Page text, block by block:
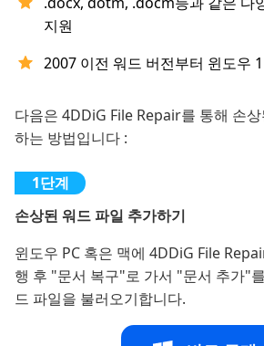
지원
2007 이전 워드 버전부터 윈도우
다음은 4DDiG File Repair를 통해 손
하는 방법입니다 :
손상된 워드 파일 추가하기
윈도우 PC 혹은 맥에 4DDiG File
행 후 "문서 복구"로 가서 "문서 추가"
드 파일을 불러오기합니다.